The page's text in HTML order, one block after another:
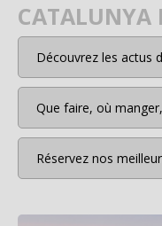
CATALUNYA
Découvrez les actus
Que faire, où
Réservez nos